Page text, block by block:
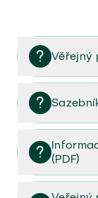
Věřejný
Věřejný
Sazebník
(PDF)
Informace o